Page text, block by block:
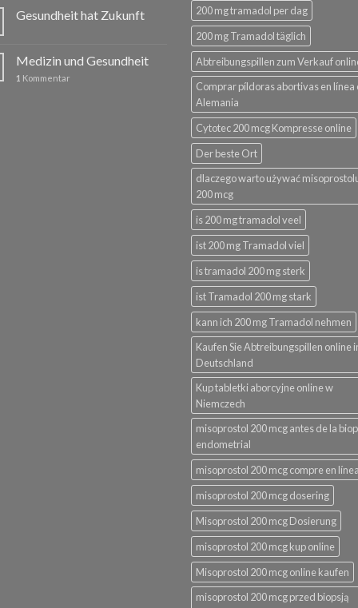
Gesundheit hat Zukunft
Medizin und Gesundheit
1 Kommentar
200 mg tramadol per dag
200 mg Tramadol täglich
Abtreibungspillen zum Verkauf
Comprar píldoras abortivas en línea
Alemania
Cytotec 200 mcg Kompresse online
Der beste Ort
dlaczego warto używać
200 mcg
is 200 mg tramadol veel
ist 200 mg Tramadol viel
is tramadol 200 mg sterk
ist Tramadol 200 mg stark
kann ich 200 mg Tramadol nehmen
Kaufen Sie Abtreibungspillen online
Deutschland
Kup tabletki aborcyjne online w
Niemczech
misoprostol 200 mcg antes de la
endometrial
misoprostol 200 mcg compre en
misoprostol 200 mcg dosering
Misoprostol 200 mcg Dosierung
misoprostol 200 mcg kup online
Misoprostol 200 mcg online kaufen
misoprostol 200 mcg przed biopsją